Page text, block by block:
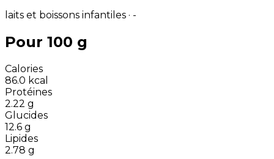
laits et boissons infantiles · -
Pour 100 g
Calories
86.0 kcal
Protéines
2.22 g
Glucides
12.6 g
Lipides
2.78 g